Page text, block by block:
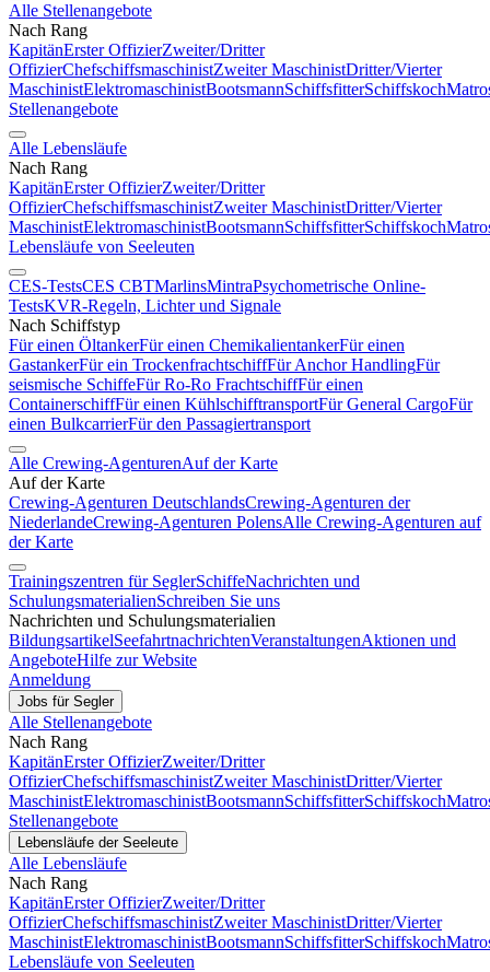
Alle Stellenangebote
Nach Rang
KapitänErster OffizierZweiter/Dritter
OffizierChefschiffsmaschinistZweiter MaschinistDritter/Vierter
MaschinistElektromaschinistBootsmannSchiffsfitterSchiffskoch
Stellenangebote
Alle Lebensläufe
Nach Rang
KapitänErster OffizierZweiter/Dritter
OffizierChefschiffsmaschinistZweiter MaschinistDritter/Vierter
MaschinistElektromaschinistBootsmannSchiffsfitterSchiffskoch
Lebensläufe von Seeleuten
CES-TestsCES CBTMarlinsMintraPsychometrische Online-
TestsKVR-Regeln, Lichter und Signale
Nach Schiffstyp
Für einen ÖltankerFür einen ChemikalientankerFür einen
GastankerFür ein TrockenfrachtschiffFür Anchor HandlingFür
seismische SchiffeFür Ro-Ro FrachtschiffFür einen
ContainerschiffFür einen KühlschifftransportFür General CargoFür
einen BulkcarrierFür den Passagiertransport
Alle Crewing-AgenturenAuf der Karte
Auf der Karte
Crewing-Agenturen DeutschlandsCrewing-Agenturen der
NiederlandeCrewing-Agenturen PolensAlle Crewing-Agenturen auf
der Karte
Trainingszentren für SeglerSchiffeNachrichten und
SchulungsmaterialienSchreiben Sie uns
Nachrichten und Schulungsmaterialien
BildungsartikelSeefahrtnachrichtenVeranstaltungenAktionen und
AngeboteHilfe zur Website
Anmeldung
Jobs für Segler
Alle Stellenangebote
Nach Rang
KapitänErster OffizierZweiter/Dritter
OffizierChefschiffsmaschinistZweiter MaschinistDritter/Vierter
MaschinistElektromaschinistBootsmannSchiffsfitterSchiffskoch
Stellenangebote
Lebensläufe der Seeleute
Alle Lebensläufe
Nach Rang
KapitänErster OffizierZweiter/Dritter
OffizierChefschiffsmaschinistZweiter MaschinistDritter/Vierter
MaschinistElektromaschinistBootsmannSchiffsfitterSchiffskoch
Lebensläufe von Seeleuten